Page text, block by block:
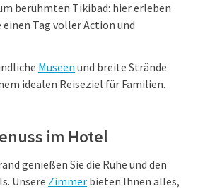
berühmten Tikibad: hier erleben
einen Tag voller Action und
Museen und breite Strände
idealen Reiseziel für Familien.
im Hotel
genießen Sie die Ruhe und den
Unsere Zimmer bieten Ihnen alles,